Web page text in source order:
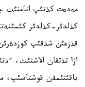
مةدةت كذتئپ انامنئث
كذلدئر-كذلدئر
قذزعئن شذقئپ
ازا تذتقان الاشتئث،
باقئتئمةن قوشتاسئپ،